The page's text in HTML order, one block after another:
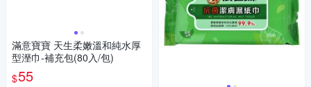
滿意寶寶 天生柔嫩溫和純水厚
型溼巾-補充包(80入/包)
$55